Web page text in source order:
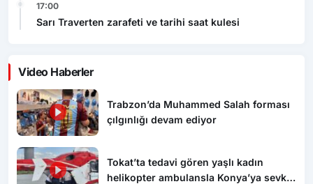
17:00
Sarı Traverten zarafeti ve tarihi saat kulesi
Video Haberler
Trabzon’da Muhammed Salah forması
çılgınlığı devam ediyor
Tokat’ta tedavi gören yaşlı kadın
helikopter ambulansla Konya’ya sevk